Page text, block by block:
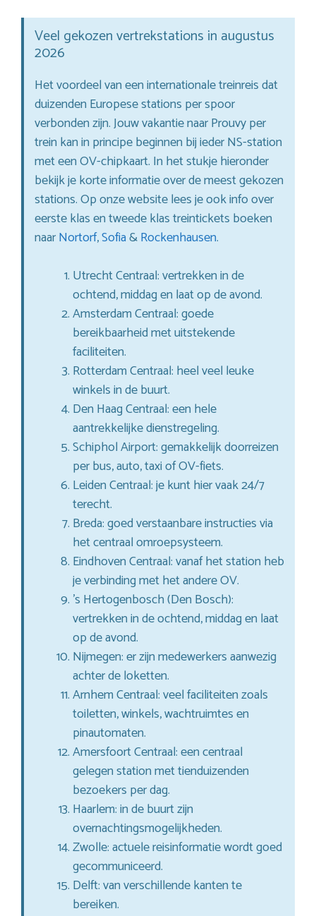
Veel gekozen vertrekstations in augustus
2026
Het voordeel van een internationale treinreis dat
duizenden Europese stations per spoor
verbonden zijn. Jouw vakantie naar Prouvy per
trein kan in principe beginnen bij ieder NS-station
met een OV-chipkaart. In het stukje hieronder
bekijk je korte informatie over de meest gekozen
stations. Op onze website lees je ook info over
eerste klas en tweede klas treintickets boeken
naarNortorf,Sofia&Rockenhausen.
Utrecht Centraal: vertrekken in de
ochtend, middag en laat op de avond.
Amsterdam Centraal: goede
bereikbaarheid met uitstekende
faciliteiten.
Rotterdam Centraal: heel veel leuke
winkels in de buurt.
Den Haag Centraal: een hele
aantrekkelijke dienstregeling.
Schiphol Airport: gemakkelijk doorreizen
per bus, auto, taxi of OV-fiets.
Leiden Centraal: je kunt hier vaak 24/7
terecht.
Breda: goed verstaanbare instructies via
het centraal omroepsysteem.
Eindhoven Centraal: vanaf het station heb
je verbinding met het andere OV.
’s Hertogenbosch (Den Bosch):
vertrekken in de ochtend, middag en laat
op de avond.
Nijmegen: er zijn medewerkers aanwezig
achter de loketten.
Arnhem Centraal: veel faciliteiten zoals
toiletten, winkels, wachtruimtes en
pinautomaten.
Amersfoort Centraal: een centraal
gelegen station met tienduizenden
bezoekers per dag.
Haarlem: in de buurt zijn
overnachtingsmogelijkheden.
Zwolle: actuele reisinformatie wordt goed
gecommuniceerd.
Delft: van verschillende kanten te
bereiken.